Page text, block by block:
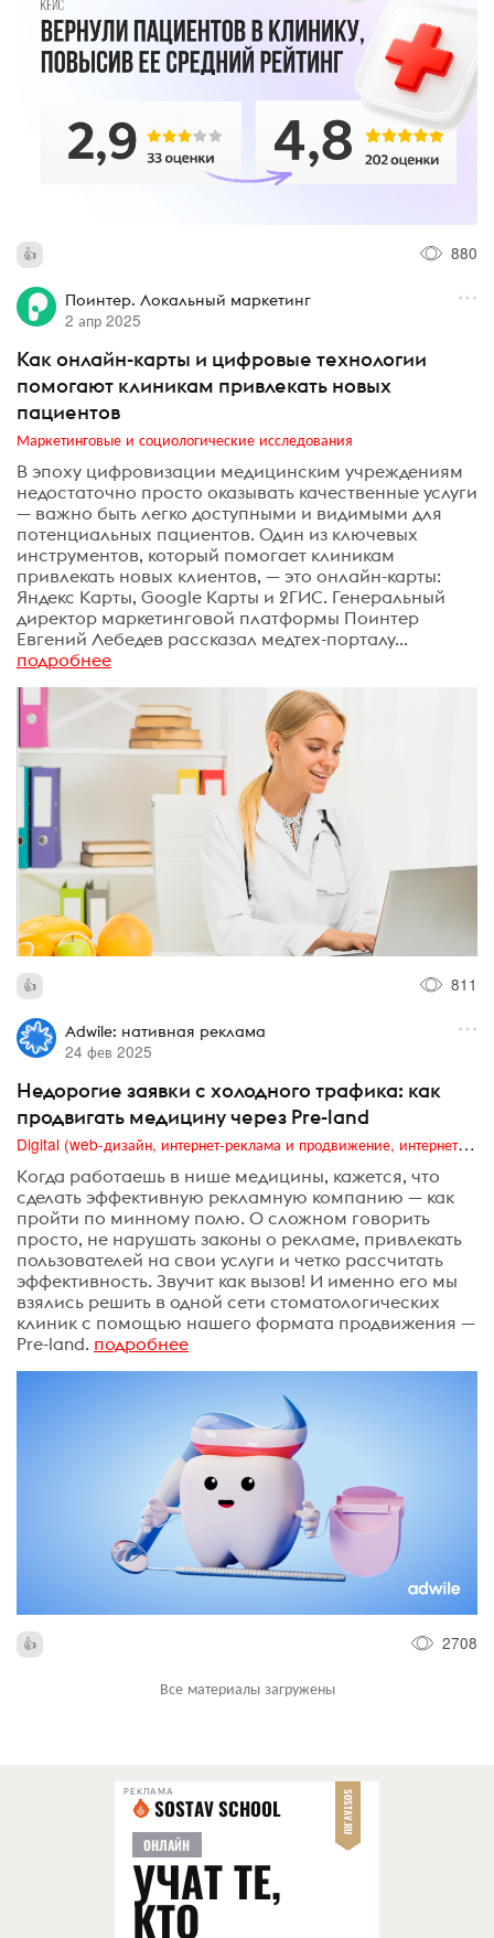
880
Поинтер. Локальный маркетинг
2 апр 2025
Как онлайн-карты и цифровые технологии
помогают клиникам привлекать новых
пациентов
Маркетинговые и социологические исследования
В эпоху цифровизации медицинским учреждениям
недостаточно просто оказывать качественные услуги
— важно быть легко доступными и видимыми для
потенциальных пациентов. Один из ключевых
инструментов, который помогает клиникам
привлекать новых клиентов, — это онлайн-карты:
Яндекс Карты, Google Карты и 2ГИС. Генеральный
директор маркетинговой платформы Поинтер
Евгений Лебедев рассказал медтех-порталу...
подробнее
811
Adwile: нативная реклама
24 фев 2025
Недорогие заявки с холодного трафика: как
продвигать медицину через Pre-land
Digital (web-дизайн, интернет-реклама и продвижение, интернет-сообщества и блоги, интернет-коммуникации, мобильный маркетинг, реклама на цифровых экранах)
Когда работаешь в нише медицины, кажется, что
сделать эффективную рекламную компанию — как
пройти по минному полю. О сложном говорить
просто, не нарушать законы о рекламе, привлекать
пользователей на свои услуги и четко рассчитать
эффективность. Звучит как вызов! И именно его мы
взялись решить в одной сети стоматологических
клиник с помощью нашего формата продвижения —
Pre-land. подробнее
2708
Все материалы загружены
РЕКЛАМА